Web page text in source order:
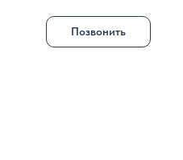
Позвонить